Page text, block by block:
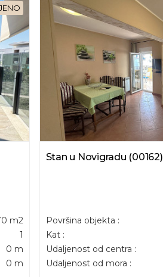
m2
1
0 m
0 m
Stan u Novigradu (00162)
Površina objekta :
Kat :
Udaljenost od centra :
Udaljenost od mora :